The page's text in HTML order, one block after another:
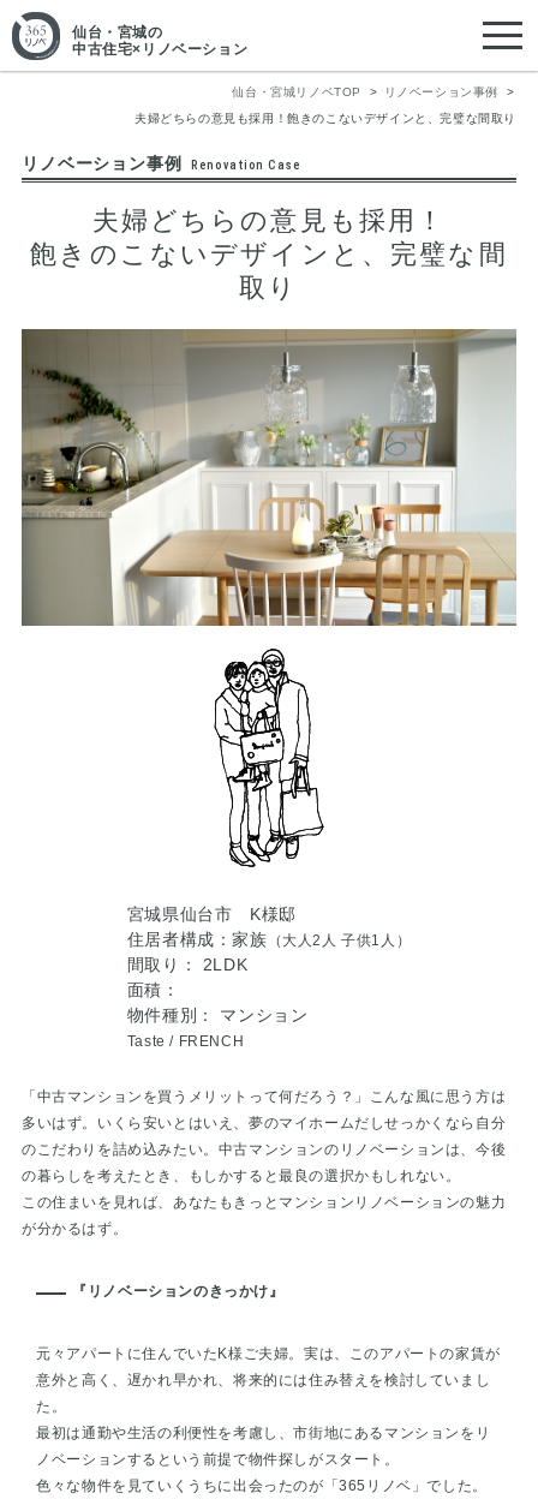
仙台・宮城の
中古住宅×リノベーション
仙台・宮城リノベTOP
リノベーション事例
夫婦どちらの意見も採用！飽きのこないデザインと、完璧な間取り
リノベーション事例 Renovation Case
夫婦どちらの意見も採用！
飽きのこないデザインと、完璧な間
取り
宮城県仙台市 K様邸
住居者構成：家族 （大人2人 子供1人）
間取り： 2LDK
面積：
物件種別： マンション
Taste / FRENCH
「中古マンションを買うメリットって何だろう？」こんな風に思う方は
多いはず。いくら安いとはいえ、夢のマイホームだしせっかくなら自分
のこだわりを詰め込みたい。中古マンションのリノベーションは、今後
の暮らしを考えたとき、もしかすると最良の選択かもしれない。
この住まいを見れば、あなたもきっとマンションリノベーションの魅力
が分かるはず。
『リノベーションのきっかけ』
元々アパートに住んでいたK様ご夫婦。実は、このアパートの家賃が
意外と高く、遅かれ早かれ、将来的には住み替えを検討していまし
た。
最初は通勤や生活の利便性を考慮し、市街地にあるマンションをリ
ノベーションするという前提で物件探しがスタート。
色々な物件を見ていくうちに出会ったのが「365リノベ」でした。